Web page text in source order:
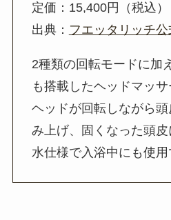
定価：15,400円（税込）
出典： フエッタリッチ公
2種類の回転モードに加
も搭載したヘッドマッサ
ヘッドが回転しながら
み上げ、固くなった頭
水仕様で入浴中にも使用